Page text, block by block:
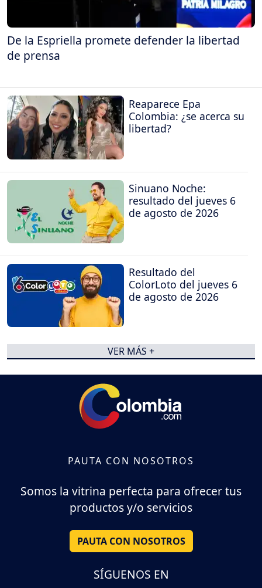
De la Espriella promete defender la libertad
de prensa
Reaparece Epa
Colombia: ¿se acerca su
libertad?
Sinuano Noche:
resultado del jueves 6
de agosto de 2026
Resultado del
ColorLoto del jueves 6
de agosto de 2026
VER MÁS +
PAUTA CON NOSOTROS
Somos la vitrina perfecta para ofrecer tus
productos y/o servicios
PAUTA CON NOSOTROS
SÍGUENOS EN